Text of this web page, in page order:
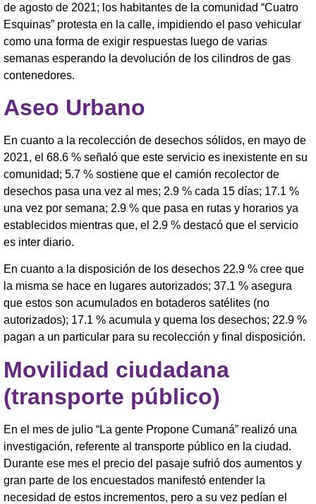
de agosto de 2021; los habitantes de la comunidad “Cuatro
Esquinas” protesta en la calle, impidiendo el paso vehicular
como una forma de exigir respuestas luego de varias
semanas esperando la devolución de los cilindros de gas
contenedores.
Aseo Urbano
En cuanto a la recolección de desechos sólidos, en mayo de
2021, el 68.6 % señaló que este servicio es inexistente en su
comunidad; 5.7 % sostiene que el camión recolector de
desechos pasa una vez al mes; 2.9 % cada 15 días; 17.1 %
una vez por semana; 2.9 % que pasa en rutas y horarios ya
establecidos mientras que, el 2.9 % destacó que el servicio
es inter diario.
En cuanto a la disposición de los desechos 22.9 % cree que
la misma se hace en lugares autorizados; 37.1 % asegura
que estos son acumulados en botaderos satélites (no
autorizados); 17.1 % acumula y quema los desechos; 22.9 %
pagan a un particular para su recolección y final disposición.
Movilidad ciudadana
(transporte público)
En el mes de julio “La gente Propone Cumaná” realizó una
investigación, referente al transporte público en la ciudad.
Durante ese mes el precio del pasaje sufrió dos aumentos y
gran parte de los encuestados manifestó entender la
necesidad de estos incrementos, pero a su vez pedían el